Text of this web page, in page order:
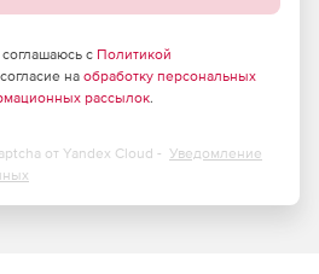
с Политикой
на обработку персональных
рассылок.
от Yandex Cloud - Уведомление